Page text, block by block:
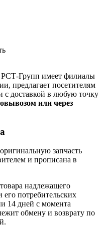
РСТ-Групп имеет филиалы
предлагает посетителям
с доставкой в любую точку
или через
запчасть
и прописана в
надлежащего
его потребительских
14 дней с момента
обмену и возврату по